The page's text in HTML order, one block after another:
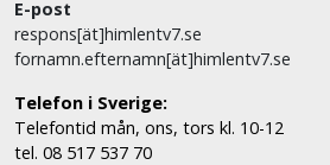
E-post
respons[ät]himlentv7.se
fornamn.efternamn[ät]himlentv7.se
Telefon i Sverige:
Telefontid mån, ons, tors kl. 10-12
tel. 08 517 537 70